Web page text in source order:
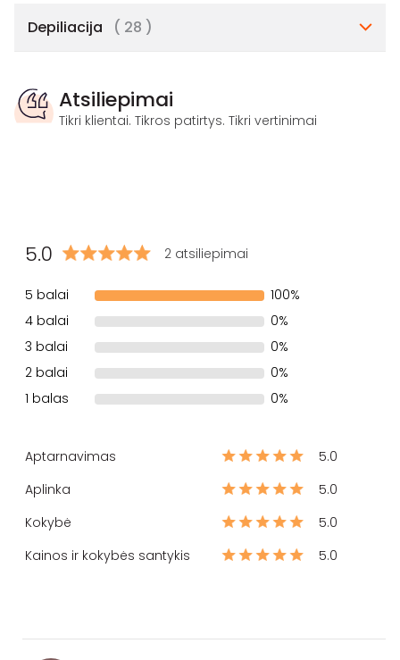
Depiliacija ( 28 )
Atsiliepimai
Tikri klientai. Tikros patirtys. Tikri vertinimai
5.0 2 atsiliepimai
5 balai
100%
4 balai
0%
3 balai
0%
2 balai
0%
1 balas
0%
Aptarnavimas
5.0
Aplinka
5.0
Kokybė
5.0
Kainos ir kokybės santykis
5.0